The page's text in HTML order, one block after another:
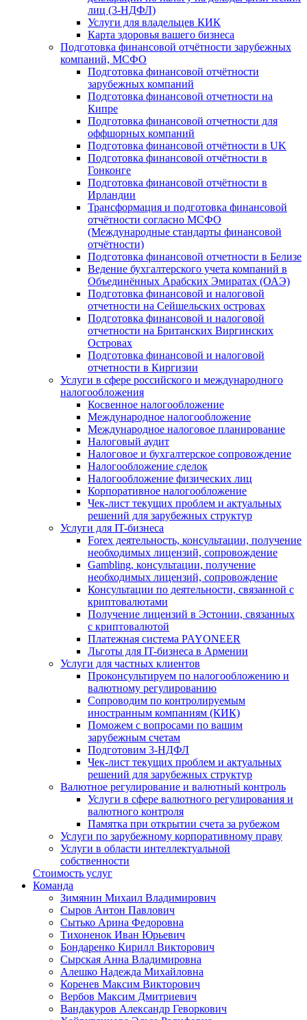
лиц (3-НДФЛ)
Услуги для владельцев КИК
Карта здоровья вашего бизнеса
Подготовка финансовой отчётности зарубежных
компаний, МСФО
Подготовка финансовой отчётности
зарубежных компаний
Подготовка финансовой отчетности на
Кипре
Подготовка финансовой отчетности для
оффшорных компаний
Подготовка финансовой отчётности в UK
Подготовка финансовой отчётности в
Гонконге
Подготовка финансовой отчётности в
Ирландии
Трансформация и подготовка финансовой
отчётности согласно МСФО
(Международные стандарты финансовой
отчётности)
Подготовка финансовой отчетности в Белизе
Ведение бухгалтерского учета компаний в
Объединённых Арабских Эмиратах (ОАЭ)
Подготовка финансовой и налоговой
отчетности на Сейшельских островах
Подготовка финансовой и налоговой
отчетности на Британских Виргинских
Островах
Подготовка финансовой и налоговой
отчетности в Киргизии
Услуги в сфере российского и международного
налогообложения
Косвенное налогообложение
Международное налогообложение
Международное налоговое планирование
Налоговый аудит
Налоговое и бухгалтерское сопровождение
Налогообложение сделок
Налогообложение физических лиц
Корпоративное налогообложение
Чек-лист текущих проблем и актуальных
решений для зарубежных структур
Услуги для IT-бизнеса
Forex деятельность, консультации, получение
необходимых лицензий, сопровождение
Gambling, консультации, получение
необходимых лицензий, сопровождение
Консультации по деятельности, связанной с
криптовалютами
Получение лицензий в Эстонии, связанных
с криптовалютой
Платежная система PAYONEER
Льготы для IT-бизнеса в Армении
Услуги для частных клиентов
Проконсультируем по налогообложению и
валютному регулированию
Сопроводим по контролируемым
иностранным компаниям (КИК)
Поможем с вопросами по вашим
зарубежным счетам
Подготовим 3-НДФЛ
Чек-лист текущих проблем и актуальных
решений для зарубежных структур
Валютное регулирование и валютный контроль
Услуги в сфере валютного регулирования и
валютного контроля
Памятка при открытии счета за рубежом
Услуги по зарубежному корпоративному праву
Услуги в области интеллектуальной
собственности
Стоимость услуг
Команда
Зимянин Михаил Владимирович
Сыров Антон Павлович
Сытько Арина Федоровна
Тихоненок Иван Юрьевич
Бондаренко Кирилл Викторович
Сырская Анна Владимировна
Алешко Надежда Михайловна
Коренев Максим Викторович
Вербов Максим Дмитриевич
Вандакуров Александр Геворкович